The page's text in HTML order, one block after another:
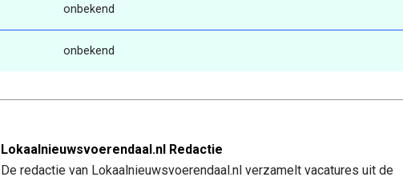
onbekend
onbekend
Lokaalnieuwsvoerendaal.nl Redactie
De redactie van Lokaalnieuwsvoerendaal.nl verzamelt vacatures uit de